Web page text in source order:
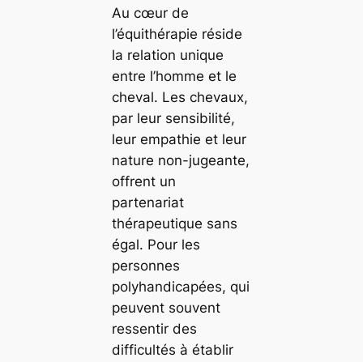
Au cœur de
l’équithérapie réside
la relation unique
entre l’homme et le
cheval. Les chevaux,
par leur sensibilité,
leur empathie et leur
nature non-jugeante,
offrent un
partenariat
thérapeutique sans
égal. Pour les
personnes
polyhandicapées, qui
peuvent souvent
ressentir des
difficultés à établir